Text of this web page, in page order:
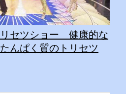
セツショー 健康的な
んぱく質のトリセツ